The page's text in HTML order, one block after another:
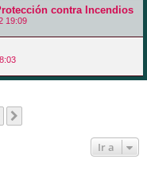
contra Incendios
19:09
Ir a